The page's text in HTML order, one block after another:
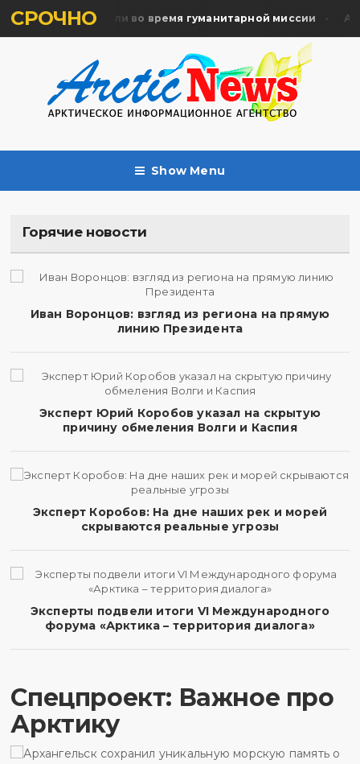
СРОЧНО
жертв почтили во время гуманитарной миссии
Show Menu
Горячие новости
Иван Воронцов: взгляд из региона на прямую
линию Президента
Эксперт Юрий Коробов указал на скрытую
причину обмеления Волги и Каспия
Эксперт Коробов: На дне наших рек и морей
скрываются реальные угрозы
Эксперты подвели итоги VI Международного
форума «Арктика – территория диалога»
Спецпроект: Важное про
Арктику